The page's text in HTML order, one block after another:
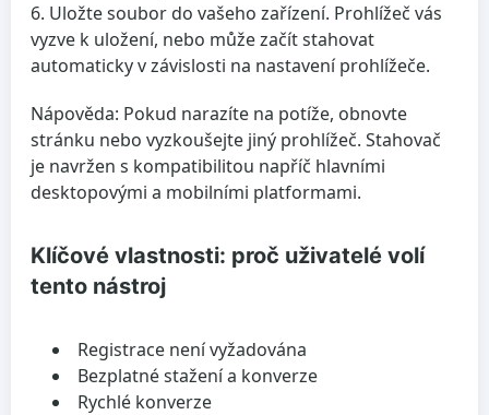
Uložte soubor do vašeho zařízení. Prohlížeč vás
vyzve k uložení, nebo může začít stahovat
automaticky v závislosti na nastavení prohlížeče.
Nápověda: Pokud narazíte na potíže, obnovte
stránku nebo vyzkoušejte jiný prohlížeč. Stahovač
je navržen s kompatibilitou napříč hlavními
desktopovými a mobilními platformami.
Klíčové vlastnosti: proč uživatelé volí
tento nástroj
Registrace není vyžadována
Bezplatné stažení a konverze
Rychlé konverze